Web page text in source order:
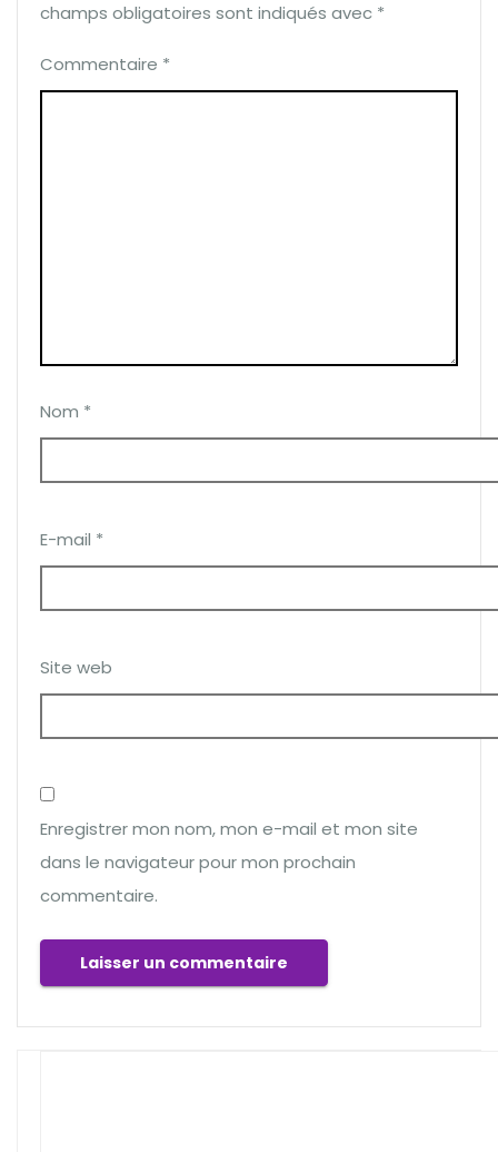
champs obligatoires sont indiqués avec *
Commentaire *
Nom *
E-mail *
Site web
Enregistrer mon nom, mon e-mail et mon site
dans le navigateur pour mon prochain
commentaire.